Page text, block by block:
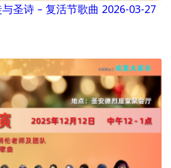
圣诗 – 复活节歌曲 2026-03-27